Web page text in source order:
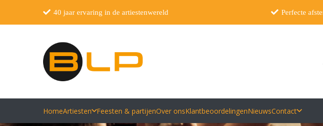
40 jaar ervaring in de artiestenwereld Perfecte
HomeArtiesten Feesten & partijenOver onsKlantbeoordelingenNieuwsContact